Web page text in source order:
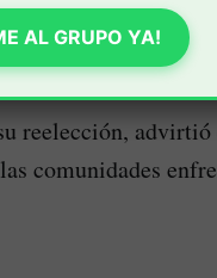
reelección,
comunidades
AL GRUPO YA!